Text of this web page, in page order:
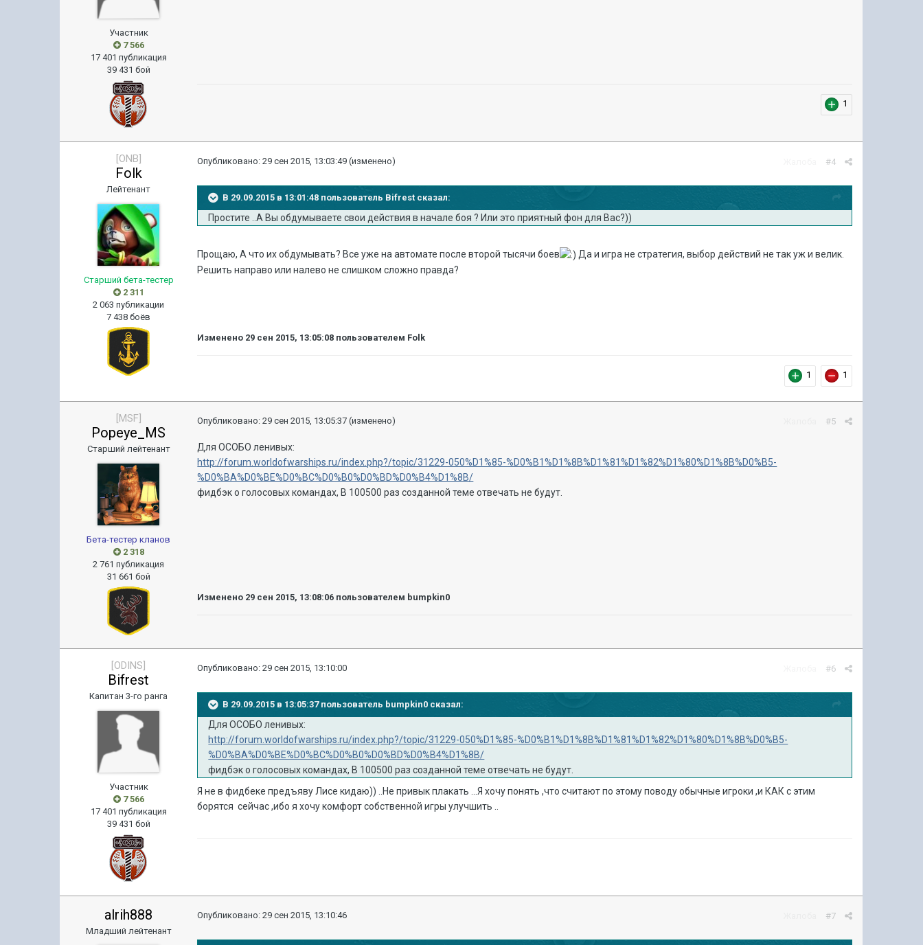
Участник
7 566
17 401 публикация
39 431 бой
1
[ONB]
Folk
Лейтенант
Старший бета-тестер
2 311
2 063 публикации
7 438 боёв
#4
Опубликовано:29 сен 2015, 13:03:49 (изменено)
В 29.09.2015 в 13:01:48 пользователь Bifrest сказал:
Простите ..А Вы обдумываете свои действия в начале боя ? Или это приятный фон для Вас?))
Прощаю, А что их обдумывать? Все уже на автомате после второй тысячи боев
Да и игра не стратегия, выбор действий не так уж и велик.
Решить направо или налево не слишком сложно правда?
Изменено 29 сен 2015, 13:05:08 пользователем Folk
1 1
[MSF]
Popeye_MS
Старший лейтенант
Бета-тестер кланов
2 318
2 761 публикация
31 661 бой
#5
Опубликовано:29 сен 2015, 13:05:37 (изменено)
Для ОСОБО ленивых:
http://forum.worldofwarships.ru/index.php?/topic/31229-050%D1%85-%D0%B1%D1%8B%D1%81%D1%82%D1%80%D1%8B%D0%B5-
%D0%BA%D0%BE%D0%BC%D0%B0%D0%BD%D0%B4%D1%8B/
фидбэк о голосовых командах, В 100500 раз созданной теме отвечать не будут.
Изменено 29 сен 2015, 13:08:06 пользователем bumpkin0
[ODINS]
Bifrest
Капитан 3-го ранга
Участник
7 566
17 401 публикация
39 431 бой
#6
Опубликовано:29 сен 2015, 13:10:00
В 29.09.2015 в 13:05:37 пользователь bumpkin0 сказал:
Для ОСОБО ленивых:
http://forum.worldofwarships.ru/index.php?/topic/31229-050%D1%85-%D0%B1%D1%8B%D1%81%D1%82%D1%80%D1%8B%D0%B5-
%D0%BA%D0%BE%D0%BC%D0%B0%D0%BD%D0%B4%D1%8B/
фидбэк о голосовых командах, В 100500 раз созданной теме отвечать не будут.
Я не в фидбеке предъяву Лисе кидаю)) ..Не привык плакать ...Я хочу понять ,что считают по этому поводу обычные игроки ,и КАК с этим
борятся сейчас ,ибо я хочу комфорт собственной игры улучшить ..
alrih888
Младший лейтенант
#7
Опубликовано:29 сен 2015, 13:10:46